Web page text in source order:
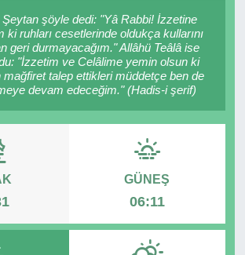
şöyle dedi: "Yâ Rabbi! İzzetine
ki ruhları cesetlerinde oldukça kullarını
geri durmayacağım." Allâhü Teâlâ ise
"İzzetim ve Celâlime yemin olsun ki
mağfiret talep ettikleri müddetçe ben de
devam edeceğim." (Hadis-i şerif)
GÜNEŞ
06:11